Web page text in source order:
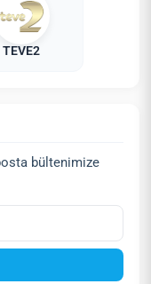
TEVE2
bültenimize